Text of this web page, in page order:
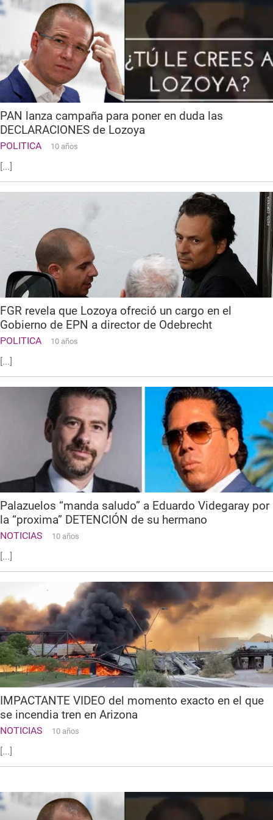
PAN lanza campaña para poner en duda las
DECLARACIONES de Lozoya
POLITICA 10 años
[...]
FGR revela que Lozoya ofreció un cargo en el
Gobierno de EPN a director de Odebrecht
POLITICA 10 años
[...]
Palazuelos “manda saludo” a Eduardo Videgaray por
la “proxima” DETENCIÓN de su hermano
NOTICIAS 10 años
[...]
IMPACTANTE VIDEO del momento exacto en el que
se incendia tren en Arizona
NOTICIAS 10 años
[...]